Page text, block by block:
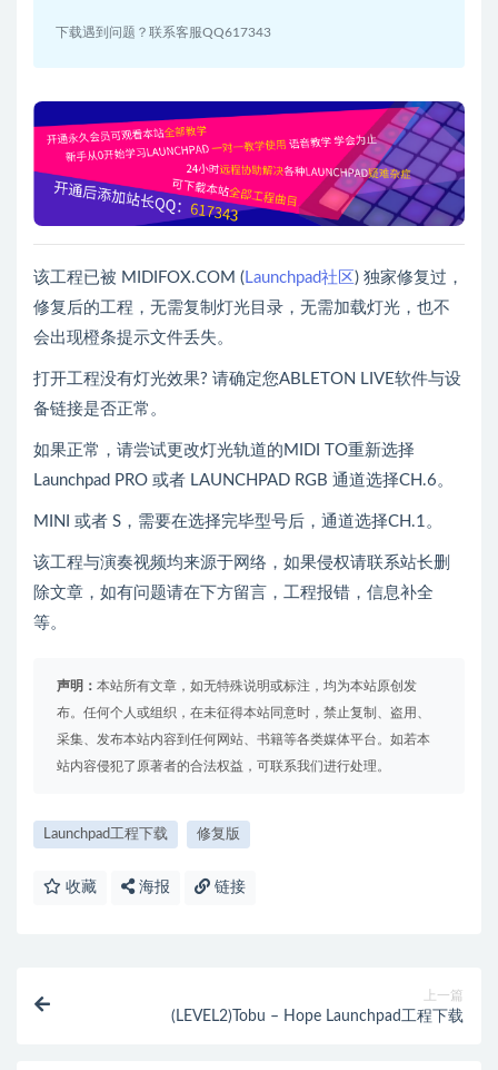
下载遇到问题？联系客服QQ617343
该工程已被 MIDIFOX.COM ( Launchpad社区 ) 独家修复过，
修复后的工程，无需复制灯光目录，无需加载灯光，也不
会出现橙条提示文件丢失。
打开工程没有灯光效果? 请确定您ABLETON LIVE软件与设
备链接是否正常。
如果正常，请尝试更改灯光轨道的MIDI TO重新选择
Launchpad PRO 或者 LAUNCHPAD RGB 通道选择CH.6。
MINI 或者 S，需要在选择完毕型号后，通道选择CH.1。
该工程与演奏视频均来源于网络，如果侵权请联系站长删
除文章，如有问题请在下方留言，工程报错，信息补全
等。
声明： 本站所有文章，如无特殊说明或标注，均为本站原创发
布。任何个人或组织，在未征得本站同意时，禁止复制、盗用、
采集、发布本站内容到任何网站、书籍等各类媒体平台。如若本
站内容侵犯了原著者的合法权益，可联系我们进行处理。
Launchpad工程下载 修复版
收藏 海报 链接
上一篇
(LEVEL2)Tobu – Hope Launchpad工程下载